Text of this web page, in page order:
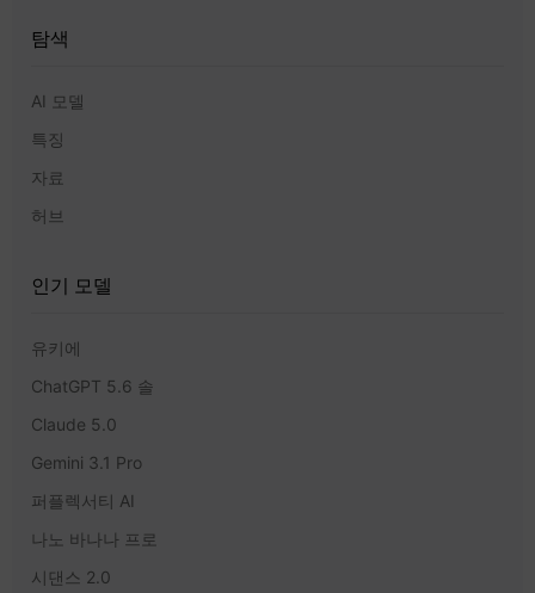
탐색
AI 모델
특징
자료
허브
인기 모델
유키에
ChatGPT 5.6 솔
Claude 5.0
Gemini 3.1 Pro
퍼플렉서티 AI
나노 바나나 프로
시댄스 2.0